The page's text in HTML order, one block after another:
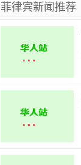
菲律宾新闻推荐